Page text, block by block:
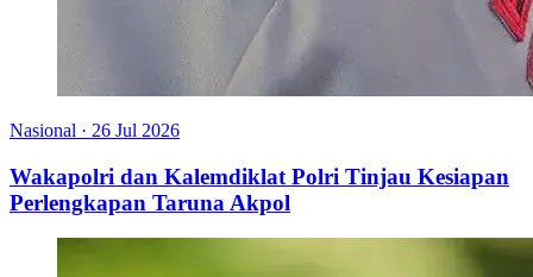
Nasional · 26 Jul 2026
Wakapolri dan Kalemdiklat Polri Tinjau Kesiapan
Perlengkapan Taruna Akpol